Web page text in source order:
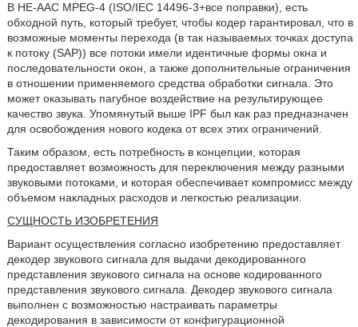
В HE-AAC MPEG-4 (ISO/IEC 14496-3+все поправки), есть
обходной путь, который требует, чтобы кодер гарантировал, что в
возможные моменты перехода (в так называемых точках доступа
к потоку (SAP)) все потоки имели идентичные формы окна и
последовательности окон, а также дополнительные ограничения
в отношении применяемого средства обработки сигнала. Это
может оказывать пагубное воздействие на результирующее
качество звука. Упомянутый выше IPF был как раз предназначен
для освобождения нового кодека от всех этих ограничений.
Таким образом, есть потребность в концепции, которая
предоставляет возможность для переключения между разными
звуковыми потоками, и которая обеспечивает компромисс между
объемом накладных расходов и легкостью реализации.
СУЩНОСТЬ ИЗОБРЕТЕНИЯ
Вариант осуществления согласно изобретению предоставляет
декодер звукового сигнала для выдачи декодированного
представления звукового сигнала на основе кодированного
представления звукового сигнала. Декодер звукового сигнала
выполнен с возможностью настраивать параметры
декодирования в зависимости от конфигурационной